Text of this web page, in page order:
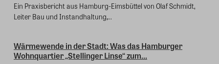
Ein Praxisbericht aus Hamburg-Eimsbüttel von Olaf Schmidt,
Leiter Bau und Instandhaltung,...
Wärmewende in der Stadt: Was das Hamburger
Wohnquartier „Stellinger Linse“ zum...